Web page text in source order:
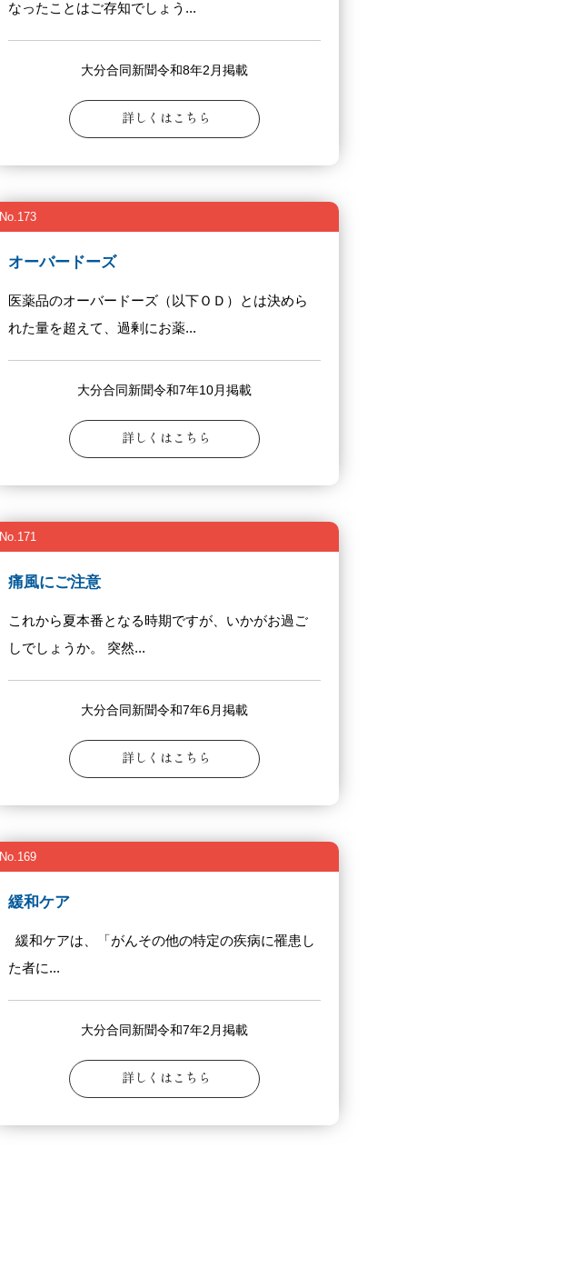
なったことはご存知でしょう...
大分合同新聞令和8年2月掲載
詳しくはこちら
オーバードーズ
医薬品のオーバードーズ（以下ＯＤ）とは決めら
れた量を超えて、過剰にお薬...
大分合同新聞令和7年10月掲載
詳しくはこちら
No.173
痛風にご注意
これから夏本番となる時期ですが、いかがお過ご
しでしょうか。 突然...
大分合同新聞令和7年6月掲載
詳しくはこちら
No.171
緩和ケア
緩和ケアは、「がんその他の特定の疾病に罹患し
た者に...
大分合同新聞令和7年2月掲載
詳しくはこちら
No.169